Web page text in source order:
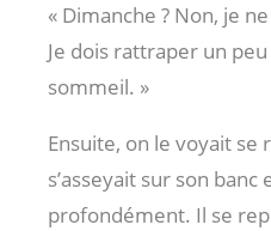
« Dimanche ? Non, je
Je dois rattraper un
sommeil. »
Ensuite, on le voyait se
s’asseyait sur son banc
profondément. Il se